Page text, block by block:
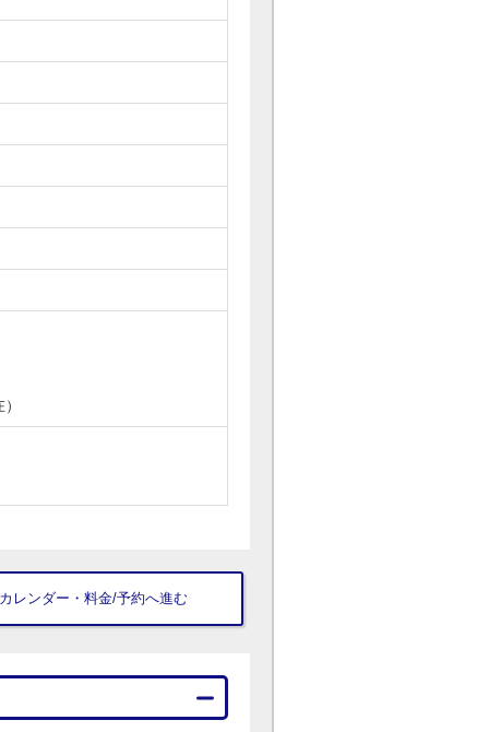
カレンダー・料金/予約へ進む